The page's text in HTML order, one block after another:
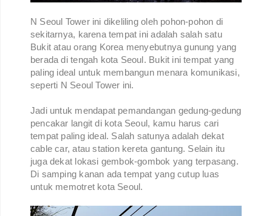
N Seoul Tower ini dikeliling oleh pohon-pohon di
sekitarnya, karena tempat ini adalah salah satu
Bukit atau orang Korea menyebutnya gunung yang
berada di tengah kota Seoul. Bukit ini tempat yang
paling ideal untuk membangun menara komunikasi,
seperti N Seoul Tower ini.
Jadi untuk mendapat pemandangan gedung-gedung
pencakar langit di kota Seoul, kamu harus cari
tempat paling ideal. Salah satunya adalah dekat
cable car, atau station kereta gantung. Selain itu
juga dekat lokasi gembok-gombok yang terpasang.
Di samping kanan ada tempat yang cutup luas
untuk memotret kota Seoul.